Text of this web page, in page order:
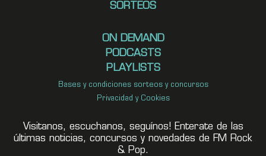
SORTEOS
ON DEMAND
PODCASTS
PLAYLISTS
Bases y condiciones sorteos y concursos
Privacidad y Cookies
Visitanos, escuchanos, seguínos! Enterate de las
últimas noticias, concursos y novedades de FM Rock
& Pop.